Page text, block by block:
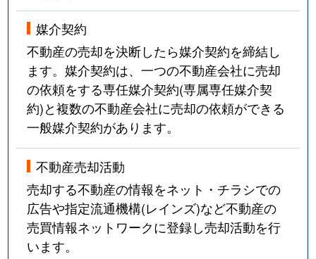
媒介契約
不動産の売却を決断したら媒介契約を締結し
ます。媒介契約は、一つの不動産会社に売却
の依頼をする専任媒介契約(専属専任媒介契
約)と複数の不動産会社に売却の依頼ができる
一般媒介契約があります。
不動産売却活動
売却する不動産の情報をネット・チラシでの
広告や指定流通機構(レインズ)など不動産の
売買情報ネットワークに登録し売却活動を行
います。